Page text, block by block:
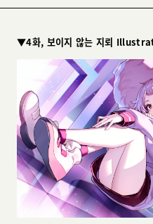
▼4화, 보이지 않는 지뢰